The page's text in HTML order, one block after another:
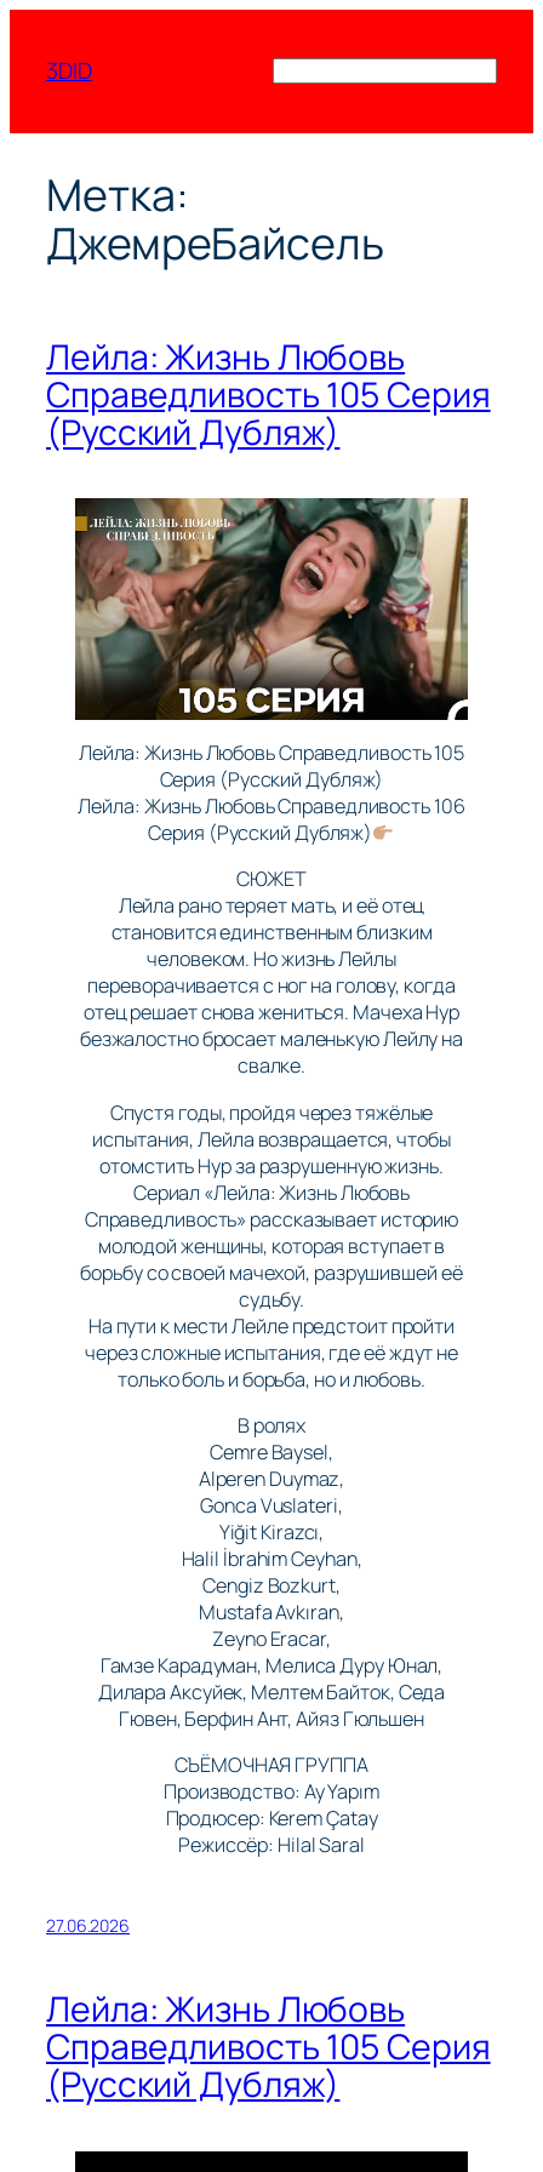
содержимому
3DID
Метка:
ДжемреБайсель
Лейла: Жизнь Любовь
Справедливость 105 Серия
(Русский Дубляж)
Лейла: Жизнь Любовь Справедливость 105
Серия (Русский Дубляж)
Лейла: Жизнь Любовь Справедливость 106
Серия (Русский Дубляж)
СЮЖЕТ
Лейла рано теряет мать, и её отец
становится единственным близким
человеком. Но жизнь Лейлы
переворачивается с ног на голову, когда
отец решает снова жениться. Мачеха Нур
безжалостно бросает маленькую Лейлу на
свалке.
Спустя годы, пройдя через тяжёлые
испытания, Лейла возвращается, чтобы
отомстить Нур за разрушенную жизнь.
Сериал «Лейла: Жизнь Любовь
Справедливость» рассказывает историю
молодой женщины, которая вступает в
борьбу со своей мачехой, разрушившей её
судьбу.
На пути к мести Лейле предстоит пройти
через сложные испытания, где её ждут не
только боль и борьба, но и любовь.
В ролях
Cemre Baysel,
Alperen Duymaz,
Gonca Vuslateri,
Yiğit Kirazcı,
Halil İbrahim Ceyhan,
Cengiz Bozkurt,
Mustafa Avkıran,
Zeyno Eracar,
Гамзе Карадуман, Мелиса Дуру Юнал,
Дилара Аксуйек, Мелтем Байток, Седа
Гювен, Берфин Ант, Айяз Гюльшен
СЪЁМОЧНАЯ ГРУППА
Производство: Ay Yapım
Продюсер: Kerem Çatay
Режиссёр: Hilal Saral
27.06.2026
Лейла: Жизнь Любовь
Справедливость 105 Серия
(Русский Дубляж)